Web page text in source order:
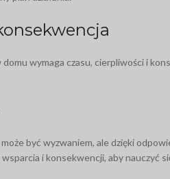
domu wymaga czasu, cierpliwości i
być wyzwaniem, ale dzięki
i konsekwencji, aby nauczyć